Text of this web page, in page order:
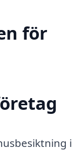
för
i